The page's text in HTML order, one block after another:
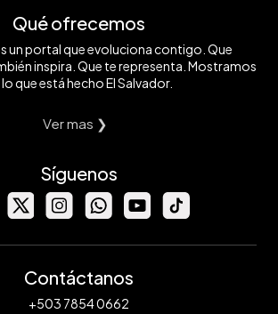
Qué ofrecemos
un portal que evoluciona contigo. Que
inspira. Que te representa. Mostramos
que está hecho El Salvador.
Ver mas ❯
Síguenos
Contáctanos
+503 7854 0662